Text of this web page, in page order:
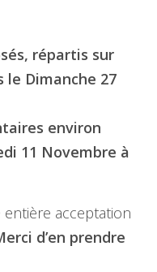
répartis sur
le Dimanche 27
environ
11 Novembre à
acceptation
d’en prendre